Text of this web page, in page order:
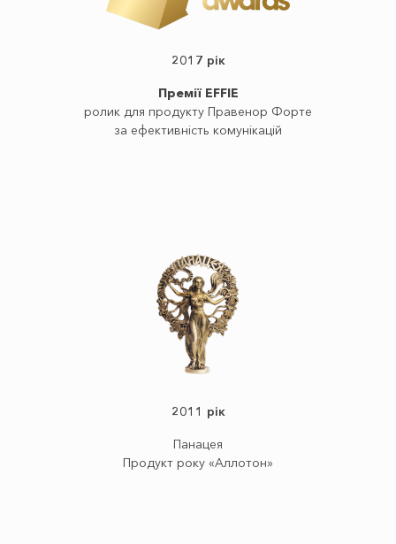
2017 рік
Премії EFFIE
ролик для продукту Правенор Форте
за ефективність комунікацій
2011 рік
Панацея
Продукт року «Аллотон»